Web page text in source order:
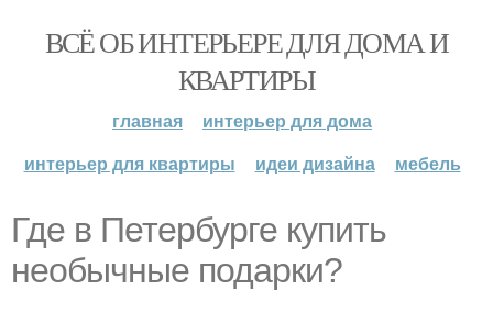
ВСЁ ОБ ИНТЕРЬЕРЕ ДЛЯ ДОМА И
КВАРТИРЫ
главная
интерьер для дома
интерьер для квартиры
идеи дизайна мебель
Где в Петербурге купить
необычные подарки?